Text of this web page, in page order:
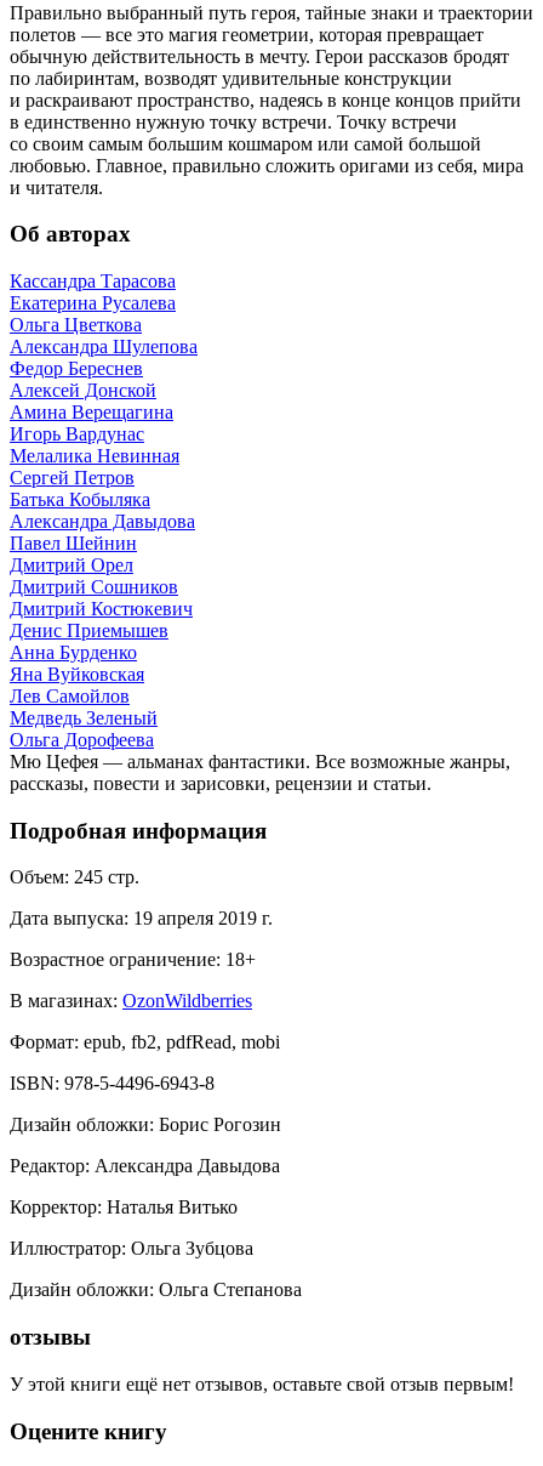
Правильно выбранный путь героя, тайные знаки и траектории
полетов — все это магия геометрии, которая превращает
обычную действительность в мечту. Герои рассказов бродят
по лабиринтам, возводят удивительные конструкции
и раскраивают пространство, надеясь в конце концов прийти
в единственно нужную точку встречи. Точку встречи
со своим самым большим кошмаром или самой большой
любовью. Главное, правильно сложить оригами из себя, мира
и читателя.
Об авторах
Кассандра Тарасова
Екатерина Русалева
Ольга Цветкова
Александра Шулепова
Федор Береснев
Алексей Донской
Амина Верещагина
Игорь Вардунас
Мелалика Невинная
Сергей Петров
Батька Кобыляка
Александра Давыдова
Павел Шейнин
Дмитрий Орел
Дмитрий Сошников
Дмитрий Костюкевич
Денис Приемышев
Анна Бурденко
Яна Вуйковская
Лев Самойлов
Медведь Зеленый
Ольга Дорофеева
Мю Цефея — альманах фантастики. Все возможные жанры,
рассказы, повести и зарисовки, рецензии и статьи.
Подробная информация
Объем: 245 стр.
Дата выпуска: 19 апреля 2019 г.
Возрастное ограничение: 18+
В магазинах: OzonWildberries
Формат: epub, fb2, pdfRead, mobi
ISBN: 978-5-4496-6943-8
Дизайн обложки: Борис Рогозин
Редактор: Александра Давыдова
Корректор: Наталья Витько
Иллюстратор: Ольга Зубцова
Дизайн обложки: Ольга Степанова
отзывы
У этой книги ещё нет отзывов, оставьте свой отзыв первым!
Оцените книгу